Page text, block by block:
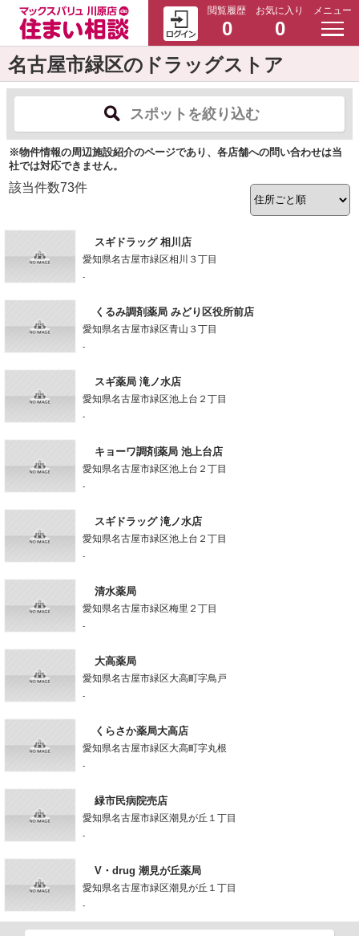
閲覧履歴
0
お気に入り
0
メニュー
名古屋市緑区のドラッグストア
スポットを絞り込む
※物件情報の周辺施設紹介のページであり、各店舗への問い合わせは当
社では対応できません。
該当件数73件
スギドラッグ 相川店
愛知県名古屋市緑区相川３丁目
-
くるみ調剤薬局 みどり区役所前店
愛知県名古屋市緑区青山３丁目
-
スギ薬局 滝ノ水店
愛知県名古屋市緑区池上台２丁目
-
キョーワ調剤薬局 池上台店
愛知県名古屋市緑区池上台２丁目
-
スギドラッグ 滝ノ水店
愛知県名古屋市緑区池上台２丁目
-
清水薬局
愛知県名古屋市緑区梅里２丁目
-
大高薬局
愛知県名古屋市緑区大高町字鳥戸
-
くらさか薬局大高店
愛知県名古屋市緑区大高町字丸根
-
緑市民病院売店
愛知県名古屋市緑区潮見が丘１丁目
-
V・drug 潮見が丘薬局
愛知県名古屋市緑区潮見が丘１丁目
-